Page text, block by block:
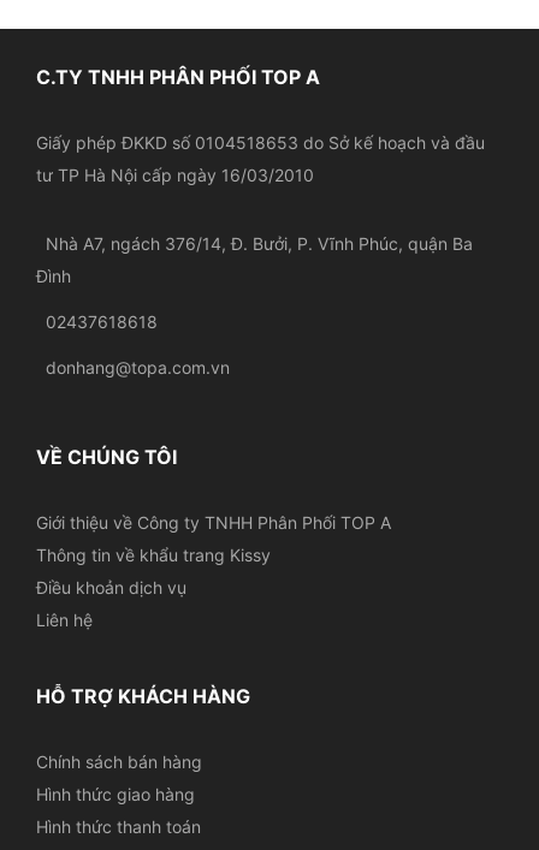
C.TY TNHH PHÂN PHỐI TOP A
Giấy phép ĐKKD số 0104518653 do Sở kế hoạch và đầu
tư TP Hà Nội cấp ngày 16/03/2010
Nhà A7, ngách 376/14, Đ. Bưởi, P. Vĩnh Phúc, quận Ba
Đình
02437618618
donhang@topa.com.vn
VỀ CHÚNG TÔI
Giới thiệu về Công ty TNHH Phân Phối TOP A
Thông tin về khẩu trang Kissy
Điều khoản dịch vụ
Liên hệ
HỖ TRỢ KHÁCH HÀNG
Chính sách bán hàng
Hình thức giao hàng
Hình thức thanh toán